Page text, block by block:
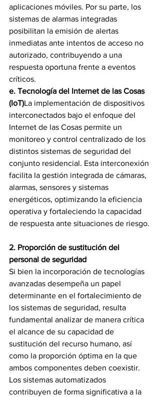
aplicaciones móviles. Por su parte, los
sistemas de alarmas integradas
posibilitan la emisión de alertas
inmediatas ante intentos de acceso no
autorizado, contribuyendo a una
respuesta oportuna frente a eventos
críticos.
e. Tecnología del Internet de las Cosas
(IoT)La implementación de dispositivos
interconectados bajo el enfoque del
Internet de las Cosas permite un
monitoreo y control centralizado de los
distintos sistemas de seguridad del
conjunto residencial. Esta interconexión
facilita la gestión integrada de cámaras,
alarmas, sensores y sistemas
energéticos, optimizando la eficiencia
operativa y fortaleciendo la capacidad
de respuesta ante situaciones de riesgo.
2. Proporción de sustitución del
personal de seguridad
Si bien la incorporación de tecnologías
avanzadas desempeña un papel
determinante en el fortalecimiento de
los sistemas de seguridad, resulta
fundamental analizar de manera crítica
el alcance de su capacidad de
sustitución del recurso humano, así
como la proporción óptima en la que
ambos componentes deben coexistir.
Los sistemas automatizados
contribuyen de forma significativa a la